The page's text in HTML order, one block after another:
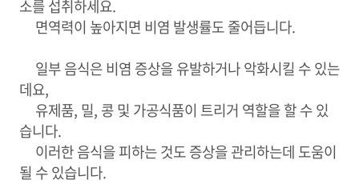
소를 섭취하세요.
면역력이 높아지면 비염 발생률도 줄어듭니다.
일부 음식은 비염 증상을 유발하거나 악화시킬 수 있는
데요,
유제품, 밀, 콩 및 가공식품이 트리거 역할을 할 수 있
습니다.
이러한 음식을 피하는 것도 증상을 관리하는데 도움이
될 수 있습니다.